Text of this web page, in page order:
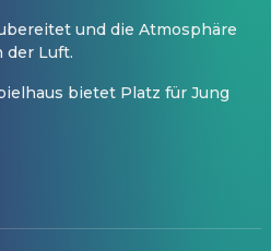
und die Atmosphäre
der Luft.
bietet Platz für Jung